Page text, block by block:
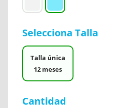
Selecciona Talla
Talla única
12 meses
Cantidad